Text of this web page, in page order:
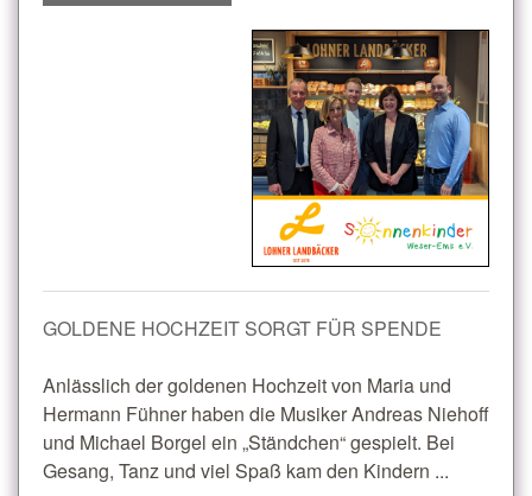
GOLDENE HOCHZEIT SORGT FÜR SPENDE
Anlässlich der goldenen Hochzeit von Maria und
Hermann Fühner haben die Musiker Andreas Niehoff
und Michael Borgel ein „Ständchen“ gespielt. Bei
Gesang, Tanz und viel Spaß kam den Kindern ...